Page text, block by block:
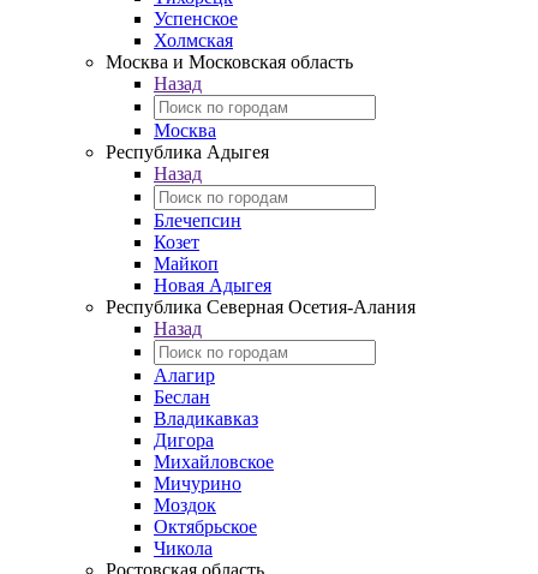
Успенское
Холмская
Москва и Московская область
Назад
Москва
Республика Адыгея
Назад
Блечепсин
Козет
Майкоп
Новая Адыгея
Республика Северная Осетия-Алания
Назад
Алагир
Беслан
Владикавказ
Дигора
Михайловское
Мичурино
Моздок
Октябрьское
Чикола
Ростовская область